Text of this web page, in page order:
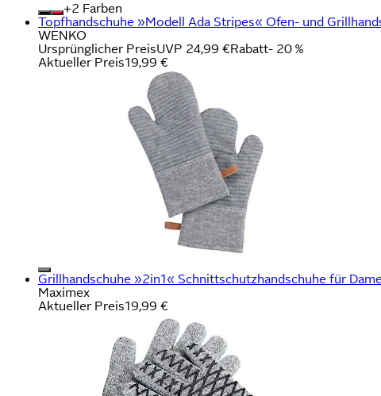
+
Farben
Topfhandschuhe »Modell Ada Stripes« Ofen- und
WENKO
Ursprünglicher PreisUVP 24,99 €Rabatt- 20 %
Aktueller Preis19,99 €
Grillhandschuhe »2in1« Schnittschutzhandschuhe für
Maximex
Aktueller Preis19,99 €